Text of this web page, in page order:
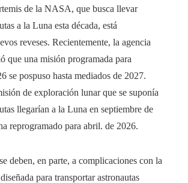
de la NASA, que busca llevar
a la Luna esta década, está
reveses. Recientemente, la agencia
que una misión programada para
se pospuso hasta mediados de 2027.
de exploración lunar que se suponía
llegarían a la Luna en septiembre de
reprogramado para abril. de 2026.
deben, en parte, a complicaciones con la
para transportar astronautas